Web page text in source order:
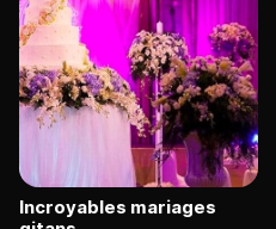
Incroyables mariages